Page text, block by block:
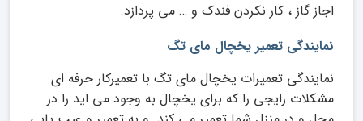
اجاز گاز ، کار نکردن فندک و … می پردازد.
نمایندگی تعمیر یخچال مای تگ
نمایندگی تعمیرات یخچال مای تگ با تعمیرکار حرفه ای
مشکلات رایجی را که برای یخچال به وجود می اید را در